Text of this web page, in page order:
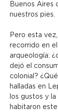
Buenos Aires
nuestros pies.
Pero esta
recorrido en
arqueología:
dejó el
colonial?
halladas en
los gustos y
habitaron